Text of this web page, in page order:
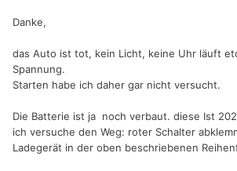
Danke,
das Auto ist tot, kein Licht, keine Uhr läuft
Spannung.
Starten habe ich daher gar nicht versucht.
Die Batterie ist ja noch verbaut. diese Ist
ich versuche den Weg: roter Schalter
Ladegerät in der oben beschriebenen